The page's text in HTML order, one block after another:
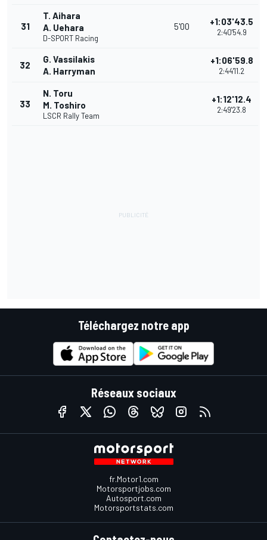
31
T. Aihara
A. Uehara
D-SPORT Racing
5'00 +1:03'43.5
2:40'54.9
32
G. Vassilakis
A. Harryman
+1:06'59.8
2:44'11.2
33
N. Toru
M. Toshiro
LSCR Rally Team
+1:12'12.4
2:49'23.8
Téléchargez notre app
Réseaux sociaux
fr.Motor1.com
Motorsportjobs.com
Autosport.com
Motorsportstats.com